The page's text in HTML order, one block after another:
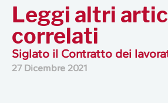
Leggi altri
correlati
Siglato il Contratto dei
27 Dicembre 2021